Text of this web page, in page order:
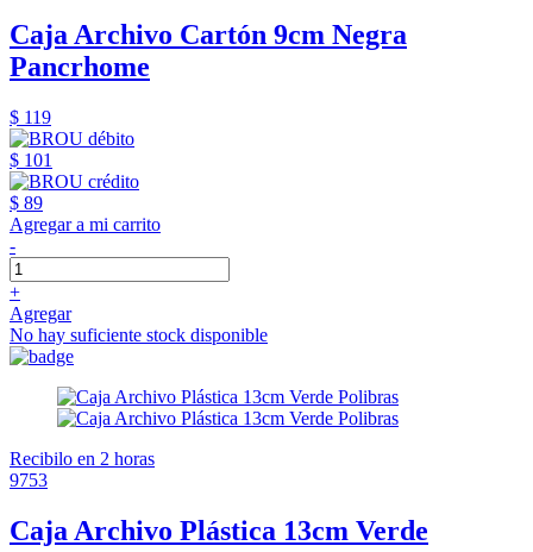
Caja Archivo Cartón 9cm Negra
Pancrhome
$ 119
$ 101
$ 89
Agregar a mi carrito
-
+
Agregar
No hay suficiente stock disponible
Recibilo en 2 horas
9753
Caja Archivo Plástica 13cm Verde